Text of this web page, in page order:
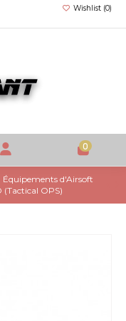
Wishlist (0)
0
Équipements d'Airsoft
(Tactical OPS)